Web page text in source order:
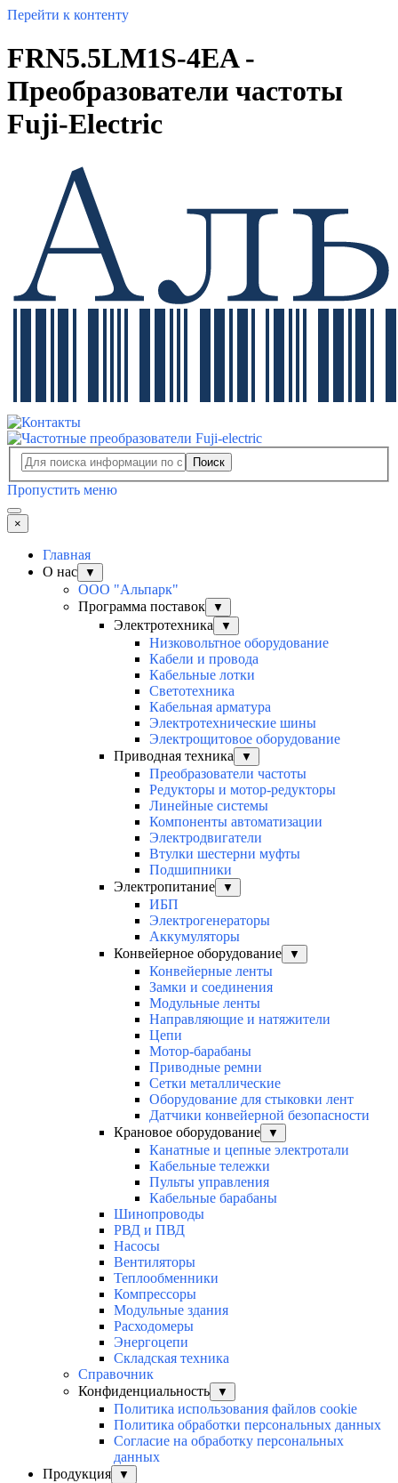
Перейти к контенту
FRN5.5LM1S-4EA -
Преобразователи частоты
Fuji-Electric
Поиск
Пропустить меню
×
Главная
О нас
▼
ООО "Альпарк"
Программа поставок
▼
Электротехника ▼
Низковольтное оборудование
Кабели и провода
Кабельные лотки
Светотехника
Кабельная арматура
Электротехнические шины
Электрощитовое оборудование
Приводная техника
▼
Преобразователи частоты
Редукторы и мотор-редукторы
Линейные системы
Компоненты автоматизации
Электродвигатели
Втулки шестерни муфты
Подшипники
Электропитание
▼
ИБП
Электрогенераторы
Аккумуляторы
Конвейерное оборудование
▼
Конвейерные ленты
Замки и соединения
Модульные ленты
Направляющие и натяжители
Цепи
Мотор-барабаны
Приводные ремни
Сетки металлические
Оборудование для стыковки лент
Датчики конвейерной безопасности
Крановое оборудование
▼
Канатные и цепные электротали
Кабельные тележки
Пульты управления
Кабельные барабаны
Шинопроводы
РВД и ПВД
Насосы
Вентиляторы
Теплообменники
Компрессоры
Модульные здания
Расходомеры
Энергоцепи
Складская техника
Справочник
Конфиденциальность
▼
Политика использования файлов cookie
Политика обработки персональных данных
Согласие на обработку персональных
данных
Продукция
▼